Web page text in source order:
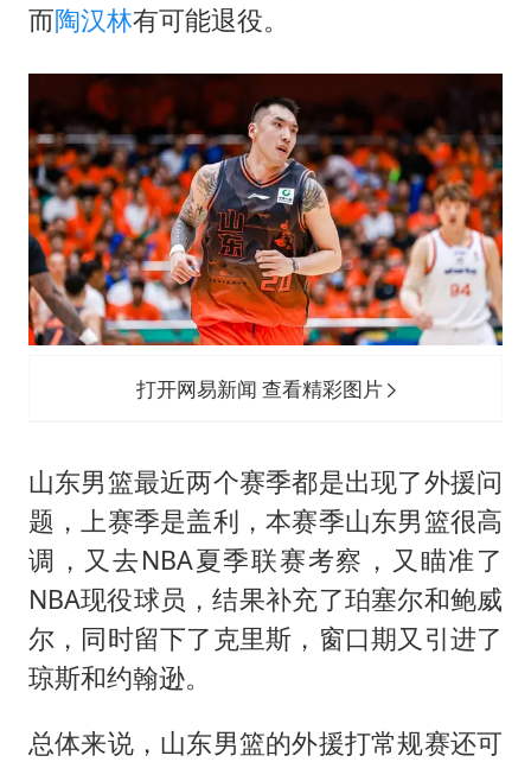
而陶汉林有可能退役。
打开网易新闻 查看精彩图片
山东男篮最近两个赛季都是出现了外援问
题，上赛季是盖利，本赛季山东男篮很高
调，又去NBA夏季联赛考察，又瞄准了
NBA现役球员，结果补充了珀塞尔和鲍威
尔，同时留下了克里斯，窗口期又引进了
琼斯和约翰逊。
总体来说，山东男篮的外援打常规赛还可